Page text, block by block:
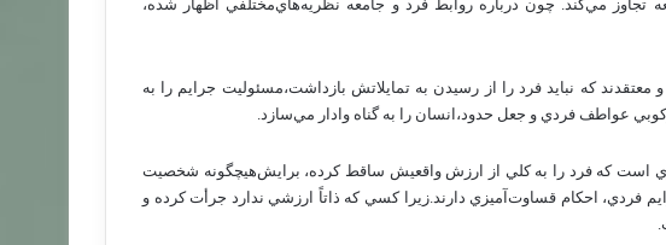
تجاوز مي‌كند. چون‌ درباره‌ روابط‌ فرد و جامعه‌ نظريه‌هاي‌مختلفي‌ اظهار شده‌،
كه‌ نبايد فرد را از رسيدن‌ به‌ تمايلاتش‌ بازداشت‌،مسئوليت‌ جرايم‌ را به‌
عواطف‌ فردي‌ و جعل‌ حدود،انسان‌ را به‌ گناه‌ وادار مي‌سازد.
است‌ كه‌ فرد را به‌ كلي‌ از ارزش‌ واقعيش‌ ساقط‌ كرده‌، برايش‌هيچگونه‌ شخصيت‌
فردي‌، احكام‌ قساوت‌آميزي‌ دارند.زيرا كسي‌ كه‌ ذاتاً ارزشي‌ ندارد جرأت‌ كرده‌ و